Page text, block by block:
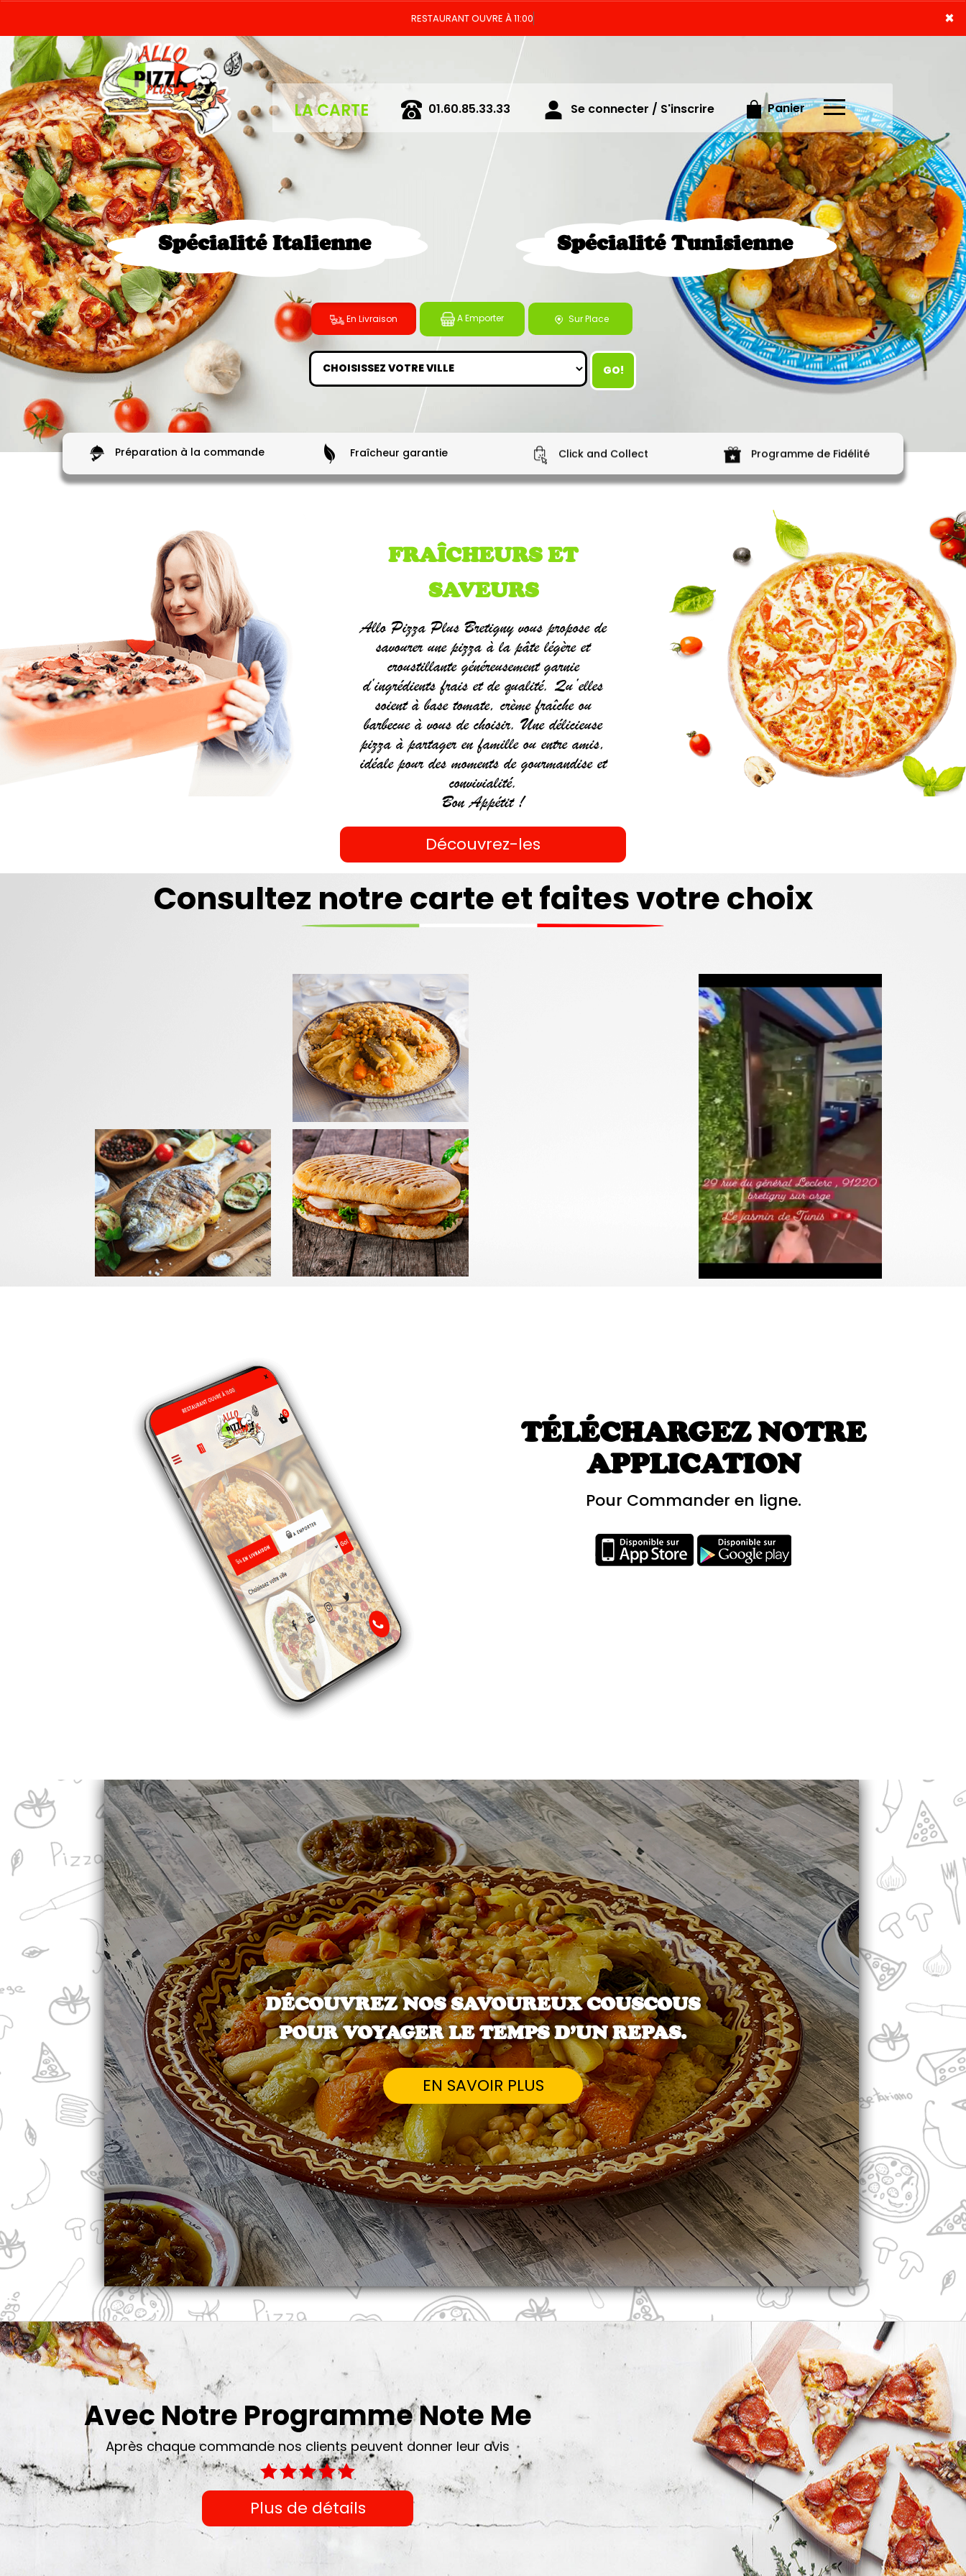
×
LA CARTE 01.60.85.33.33 Se connecter / S'inscrire Panier
×
Spécialité Italienne Spécialité Tunisienne
En Livraison A Emporter Sur Place
GO!
Préparation à la commande Fraîcheur garantie Click and Collect Programme de Fidélité
FRAÎCHEURS ET
SAVEURS
Allo Pizza Plus Bretigny vous propose de
savourer une pizza à la pâte légère et
croustillante généreusement garnie
d’ingrédients frais et de qualité. Qu’elles
soient à base tomate, crème fraîche ou
barbecue à vous de choisir. Une délicieuse
pizza à partager en famille ou entre amis,
idéale pour des moments de gourmandise et
convivialité.
Bon Appétit !
Découvrez-les
Consultez notre carte et faites votre choix
Commander
GRILLADES
Commander
TÉLÉCHARGEZ NOTRE
APPLICATION
Pour Commander en ligne.
DÉCOUVREZ NOS SAVOUREUX COUSCOUS
POUR VOYAGER LE TEMPS D’UN REPAS.
EN SAVOIR PLUS
Avec Notre Programme Note Me
Après chaque commande nos clients peuvent donner leur avis
Plus de détails